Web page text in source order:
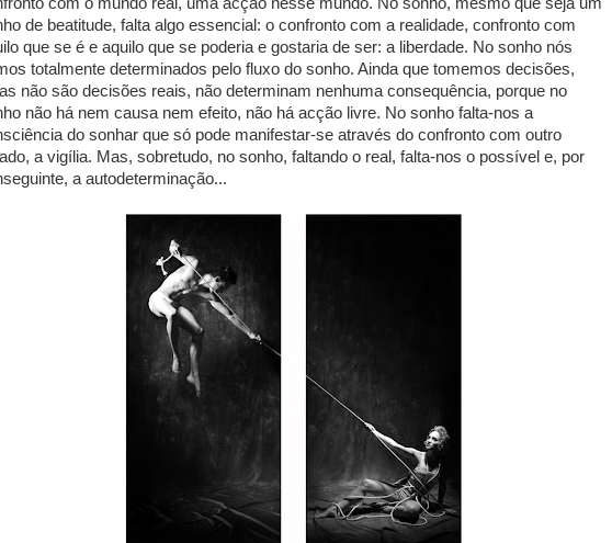
de beatitude, falta algo essencial: o confronto com a realidade, confronto com
que se é e aquilo que se poderia e gostaria de ser: a liberdade. No sonho nós
totalmente determinados pelo fluxo do sonho. Ainda que tomemos decisões,
não são decisões reais, não determinam nenhuma consequência, porque no
não há nem causa nem efeito, não há acção livre. No sonho falta-nos a
do sonhar que só pode manifestar-se através do confronto com outro
a vigília. Mas, sobretudo, no sonho, faltando o real, falta-nos o possível e, por
a autodeterminação...